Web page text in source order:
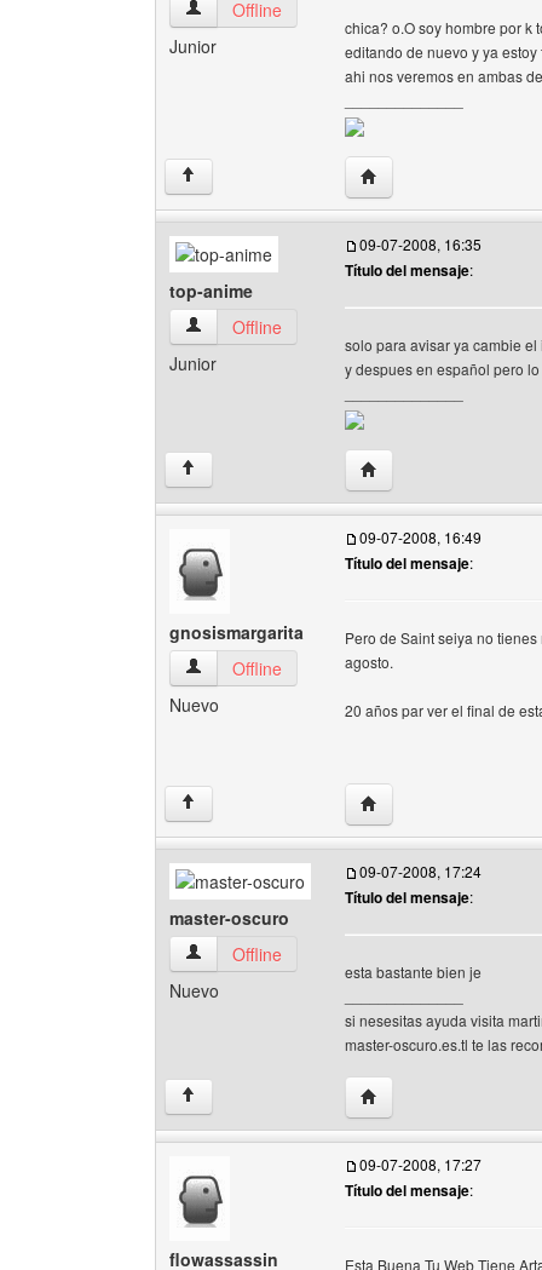
top-anime Ver perfil del usuario
Offline
Junior
chica? o.O soy hombre por k
editando de nuevo y ya
ahi nos veremos en ambas
↑ Visitar sitio web del
top-anime
top-anime Ver perfil del usuario
Offline
Junior
09-07-2008, 16:35
Título del mensaje:
solo para avisar ya cambie
y despues en español pero
↑ Visitar sitio web del
gnosismargarita
gnosismargarita Ver perfil del usuario
Offline
Nuevo
09-07-2008, 16:49
Título del mensaje:
Pero de Saint seiya no
agosto.
20 años par ver el final de
↑ Visitar sitio web del
master-oscuro
master-oscuro Ver perfil del usuario
Offline
Nuevo
09-07-2008, 17:24
Título del mensaje:
esta bastante bien je
si nesesitas ayuda visita
master-oscuro.es.tl te las
↑ Visitar sitio web del
flowassassin
09-07-2008, 17:27
Título del mensaje:
Esta Buena Tu Web Tiene